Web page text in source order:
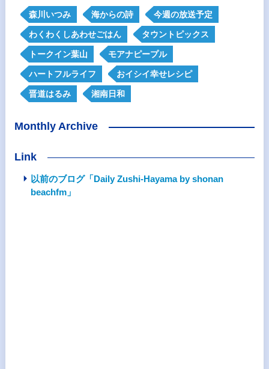
森川いつみ 海からの詩 今週の放送予定
わくわくしあわせごはん タウントピックス
トークイン葉山 モアナピープル
ハートフルライフ おイシイ幸せレシピ
晋道はるみ 湘南日和
Monthly Archive
Link
以前のブログ「Daily Zushi-Hayama by shonan
beachfm」